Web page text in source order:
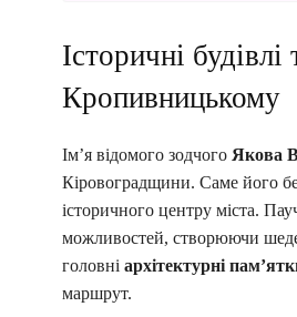
Історичні
Кропивницькому
Ім’я відомого зодчого Якова
Кіровоградщини. Саме його
історичного центру міста.
можливостей, створюючи
головні архітектурні
маршрут.